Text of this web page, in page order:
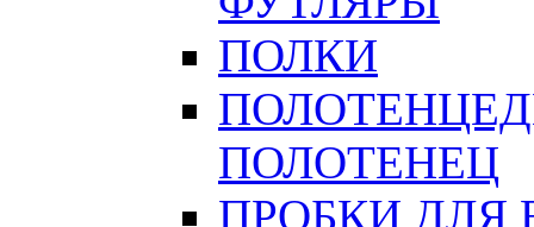
ПОЛКИ
ПОЛОТЕНЕЦ
ПРОБКИ ДЛЯ